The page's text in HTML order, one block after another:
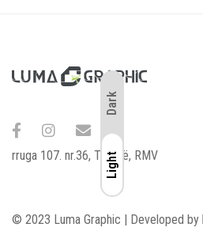
rruga 107. nr.36, Tetovë, RMV
© 2023 Luma Graphic | Developed by
Light
Dark
Light